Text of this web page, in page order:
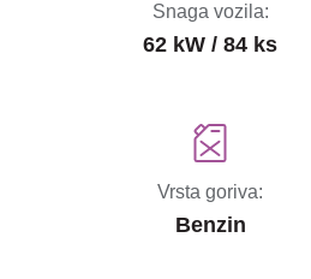
Snaga vozila:
62 kW / 84 ks
Vrsta goriva:
Benzin